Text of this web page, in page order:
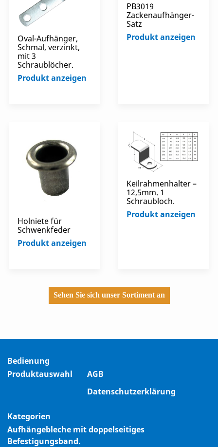
Oval-Aufhänger,
Schmal, verzinkt,
mit 3
Schraublöcher.
Produkt anzeigen
PB3019
Zackenaufhänger-
Satz
Produkt anzeigen
Holniete für
Schwenkfeder
Produkt anzeigen
Keilrahmenhalter –
12,5mm. 1
Schraubloch.
Produkt anzeigen
Sehen Sie sich unser Sortiment an
Bedienung
Produktauswahl
AGB
Datenschutzerklärung
Kategorien
Aufhängebleche mit doppelseitiges
Befestigungsband.